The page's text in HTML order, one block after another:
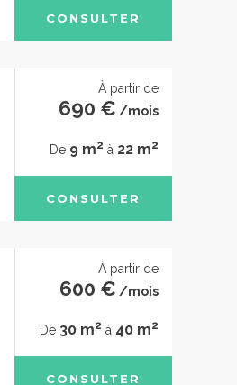
CONSULTER
À partir de
690 € /mois
De 9 m2 à 22 m2
CONSULTER
À partir de
600 € /mois
De 30 m2 à 40 m2
CONSULTER